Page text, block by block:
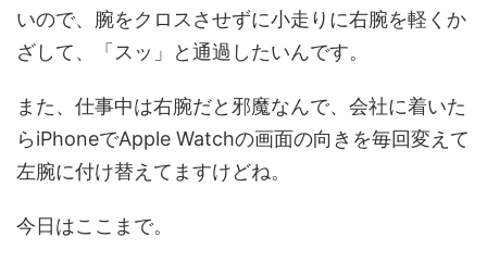
いので、腕をクロスさせずに小走りに右腕を軽くか
ざして、「スッ」と通過したいんです。
また、仕事中は右腕だと邪魔なんで、会社に着いた
らiPhoneでApple Watchの画面の向きを毎回変えて
左腕に付け替えてますけどね。
今日はここまで。